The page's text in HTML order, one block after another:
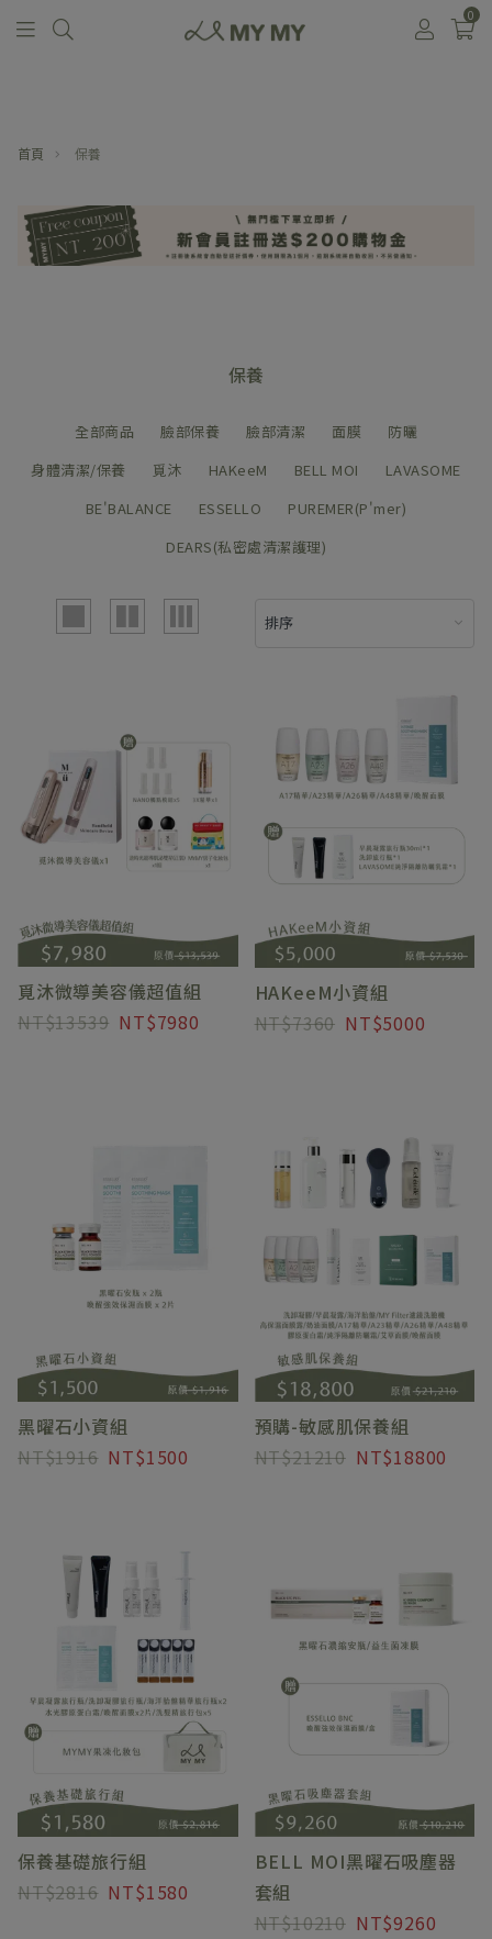
0
首頁 保養
保養
全部商品 臉部保養 臉部清潔 面膜
防曬
身體清潔/保養
覓沐 HAKeeM BELL MOI
LAVASOME
BE'BALANCE
ESSELLO
PUREMER(P'mer)
DEARS(私密處清潔護理)
覓沐微導美容儀超值組
13539
7980
HAKeeM小資組
7360
5000
黑曜石小資組
1916
1500
預購-敏感肌保養組
21210
18800
保養基礎旅行組
2816
1580
BELL MOI黑曜石吸塵器
套組
10210
9260